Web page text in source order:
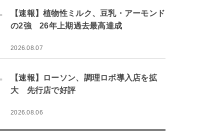
【速報】植物性ミルク、豆乳・アーモンド
の2強 26年上期過去最高達成
2026.08.07
【速報】ローソン、調理ロボ導入店を拡
大 先行店で好評
2026.08.06